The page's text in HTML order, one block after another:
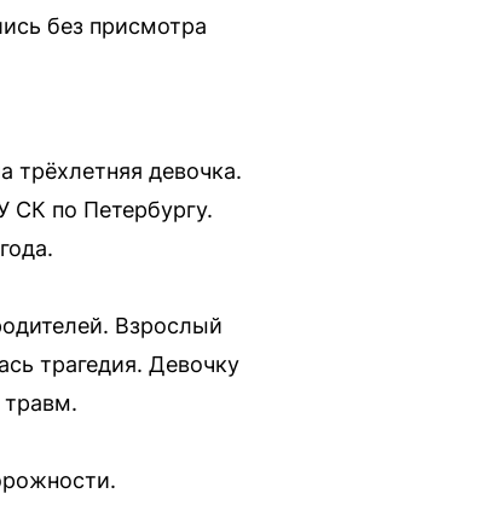
без присмотра
трёхлетняя девочка.
СК по Петербургу.
Взрослый
трагедия. Девочку
травм.